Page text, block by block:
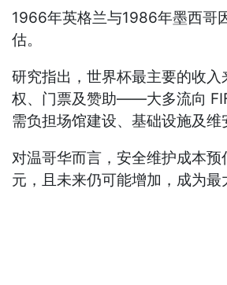
1966年英格兰与1986年墨西哥
估。
研究指出，世界杯最主要的收
权、门票及赞助——大多流向
需负担场馆建设、基础设施及维
对温哥华而言，安全维护成本
元，且未来仍可能增加，成为最